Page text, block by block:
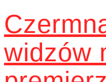
widzów